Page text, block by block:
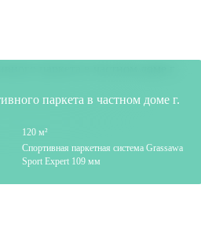
паркета в частном доме г.
120 м²
Спортивная паркетная система Grassawa
Sport Expert 109 мм